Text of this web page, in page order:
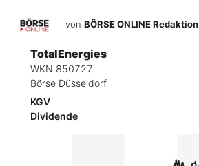
von BÖRSE ONLINE Redaktion
TotalEnergies
WKN 850727
Börse Düsseldorf
KGV
Dividende